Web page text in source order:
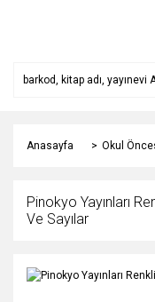
Anasayfa Okul
Pinokyo Yayınları
Ve Sayılar